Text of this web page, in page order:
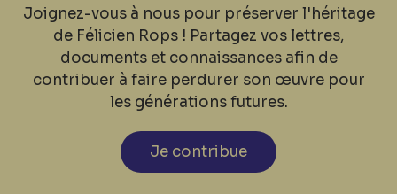
Joignez-vous à nous pour préserver l'héritage
de Félicien Rops ! Partagez vos lettres,
documents et connaissances afin de
contribuer à faire perdurer son œuvre pour
les générations futures.
Je contribue